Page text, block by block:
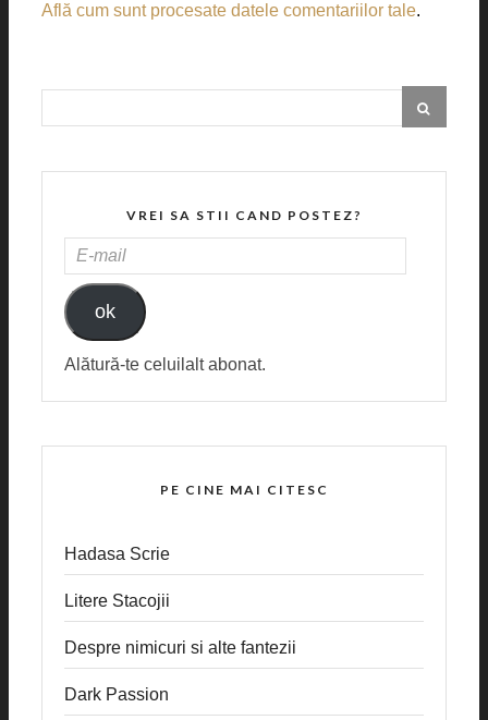
Află cum sunt procesate datele comentariilor tale.
VREI SA STII CAND POSTEZ?
MAIL
ok
Alătură-te celuilalt abonat.
PE CINE MAI CITESC
Hadasa Scrie
Litere Stacojii
Despre nimicuri si alte fantezii
Dark Passion